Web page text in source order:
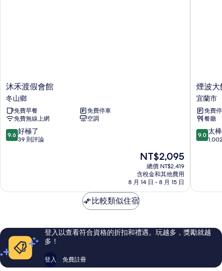
沐
禾
渡
假
會
館
冬
沐禾渡假會館
冬山鄉
免費早餐
免費停車
免費無線上網
空調
9.6
分，
極
評
論
9.6 好極了
39 則評論
現
價
格
為
NT$2,095
NT$2,095
總價 NT$2,419
含稅金和其他費用
8 月 14 日 - 8 月 15 日
煙
波
大
飯
店
宜
蘭
煙波大
宜蘭市
免費
餐廳
9.0
分，
棒
評
論
9.0 太
比較類似住宿
登入以查看符合資格的折扣和禮遇。玩越多，獎勵就越
多！
登入 免費註冊